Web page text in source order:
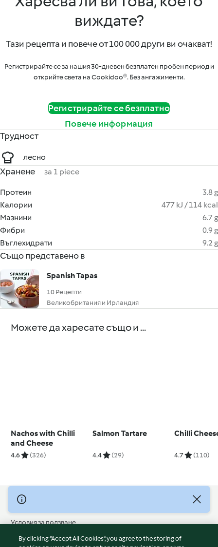
виждате?
Тази рецепта и повече от 100 000 други ви очакват!
Регистрирайте се за нашия 30-дневен безплатен пробен период и
открийте света на Cookidoo®. Без ангажименти.
Регистрирайте се безплатно
Повече информация
Трудност
лесно
Хранене за 1 piece
Протеин
3.8 g
Калории
477 kJ / 114 kcal
Мазнини
6.7 g
Фибри
0.9 g
Въглехидрати
9.2 g
Също представено в
Spanish Tapas
10 Рецепти
Великобритания и Ирландия
Можете да харесате също и ...
Nachos with Chilli
and Cheese
4.6 (326)
Salmon Tartare
4.4 (29)
Chilli
4.7 (110)
© Авторско право 2026
Условия за ползване
Политика за поверителност
By clicking “Accept All Cookies”, you agree to the storing of